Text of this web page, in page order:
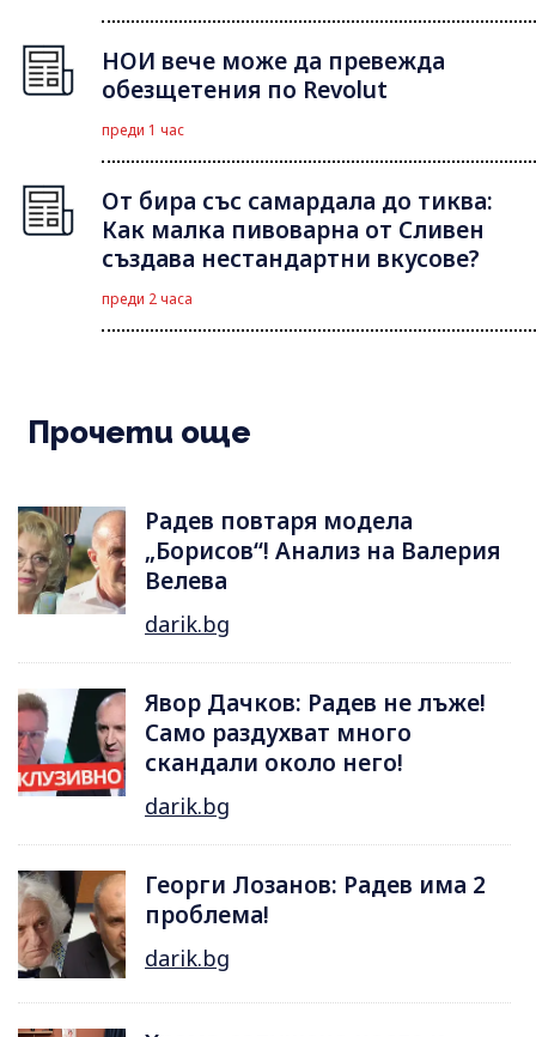
НОИ вече може да превежда
обезщетения по Revolut
преди 1 час
От бира със самардала до тиква:
Как малка пивоварна от Сливен
създава нестандартни вкусове?
преди 2 часа
Прочети още
Радев повтаря модела
„Борисов“! Анализ на Валерия
Велева
darik.bg
Явор Дачков: Радев не лъже!
Само раздухват много
скандали около него!
darik.bg
Георги Лозанов: Радев има 2
проблема!
darik.bg